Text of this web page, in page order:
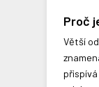
Proč
Větší